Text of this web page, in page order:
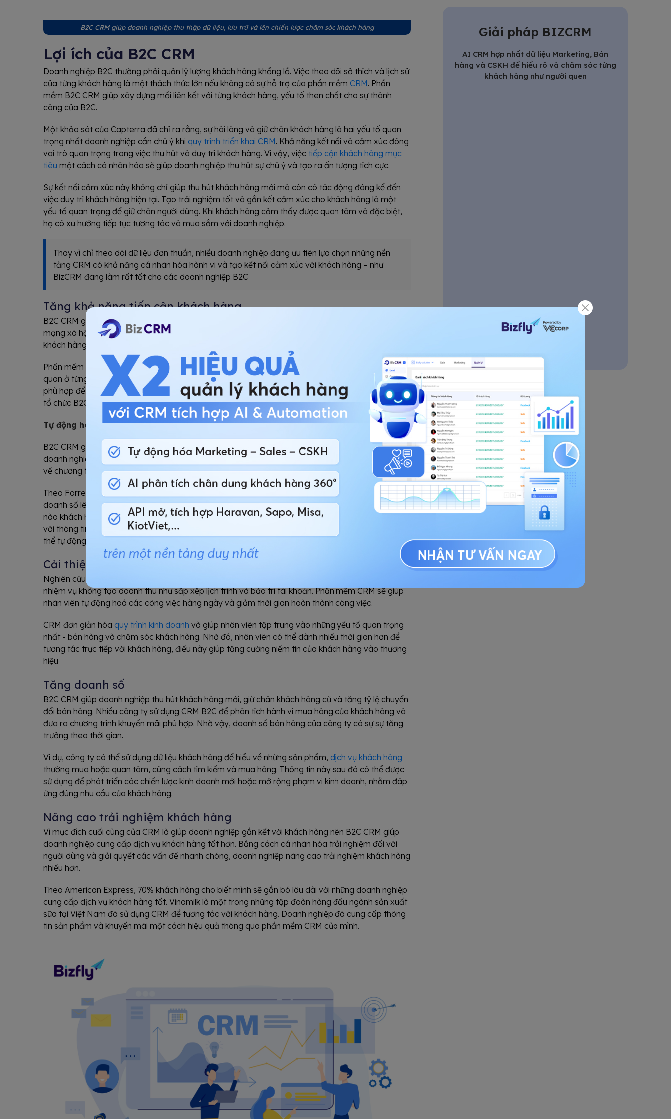
B2C CRM giúp doanh nghiệp thu thập dữ liệu, lưu trữ và lên chiến lược chăm sóc khách hàng
Lợi ích của B2C CRM
Doanh nghiệp B2C thường phải quản lý lượng khách hàng khổng lồ. Việc theo dõi sở thích và lịch sử
của từng khách hàng là một thách thức lớn nếu không có sự hỗ trợ của phần mềm CRM. Phần
mềm B2C CRM giúp xây dựng mối liên kết với từng khách hàng, yếu tố then chốt cho sự thành
công của B2C.
Một khảo sát của Capterra đã chỉ ra rằng, sự hài lòng và giữ chân khách hàng là hai yếu tố quan
trọng nhất doanh nghiệp cần chú ý khi quy trình triển khai CRM. Khả năng kết nối và cảm xúc đóng
vai trò quan trọng trong việc thu hút và duy trì khách hàng. Vì vậy, việc tiếp cận khách hàng mục
tiêu một cách cá nhân hóa sẽ giúp doanh nghiệp thu hút sự chú ý và tạo ra ấn tượng tích cực.
Sự kết nối cảm xúc này không chỉ giúp thu hút khách hàng mới mà còn có tác động đáng kể đến
việc duy trì khách hàng hiện tại. Tạo trải nghiệm tốt và gắn kết cảm xúc cho khách hàng là một
yếu tố quan trọng để giữ chân người dùng. Khi khách hàng cảm thấy được quan tâm và đặc biệt,
họ có xu hướng tiếp tục tương tác và mua sắm với doanh nghiệp.
Thay vì chỉ theo dõi dữ liệu đơn thuần, nhiều doanh nghiệp đang ưu tiên lựa chọn những nền
tảng CRM có khả năng cá nhân hóa hành vi và tạo kết nối cảm xúc với khách hàng – như
BizCRM đang làm rất tốt cho các doanh nghiệp B2C
Tăng khả năng tiếp cận khách hàng
B2C CRM giúp doanh nghiệp tổng hợp thông tin khách hàng từ nhiều kênh khác nhau (website,
mạng xã hội, email,...) vào một hệ thống thống nhất, giúp doanh nghiệp hiểu rõ nhu cầu và hành vi
khách hàng để đưa ra chiến lược tiếp cận phù hợp.
Phần mềm CRM cần theo dõi khách hàng trong suốt hành trình mua sắm, thu thập thông tin liên
quan ở từng điểm tương tác. Điều này giúp các bộ phận bán hàng và bộ phận khác truy cập dữ liệu
phù hợp để mang lại trải nghiệm khách hàng liền mạch và tích cực. Một điều quan trọng đối với các
tổ chức B2C là quản lý lượng khách hàng lớn và đa dạng.
Tự động hoá liên kết bán hàng và marketing
B2C CRM giúp tự động hóa các quy trình bán hàng và marketing, tiết kiệm thời gian và chi phí cho
doanh nghiệp. Ví dụ, phần mềm có thể tự động gửi email chào mừng khách hàng mới, thông báo
về chương trình khuyến mãi, hay nhắc nhở khách hàng thanh toán hóa đơn.
Theo Forrester Research, tự động hóa quy trình bán hàng và marketing giúp doanh nghiệp tăng
doanh số lên 15%. Với tính năng theo dõi Email trên CRM, nhà bán hàng có khả năng biết được khi
nào khách hàng tiềm năng mở Email. Cũng như người tiếp thị biết cách thức khách hàng tương tác
với thông tin giới thiệu về sản phẩm. Thông qua phân tích này, CRM kết hợp với trí tuệ nhân tạo có
thể tự động hoá các chiến dịch tiếp thị qua email và gửi tin nhắn bán hàng đúng lúc.
Cải thiện năng suất và hiệu quả công việc
Nghiên cứu của Inside Sales tiết lộ rằng 64% nhân viên bán hàng dành nhiều thời gian cho các
nhiệm vụ không tạo doanh thu như sắp xếp lịch trình và bảo trì tài khoản. Phần mềm CRM sẽ giúp
nhân viên tự động hoá các công việc hàng ngày và giảm thời gian hoàn thành công việc.
CRM đơn giản hóa quy trình kinh doanh và giúp nhân viên tập trung vào những yếu tố quan trọng
nhất - bán hàng và chăm sóc khách hàng. Nhờ đó, nhân viên có thể dành nhiều thời gian hơn để
tương tác trực tiếp với khách hàng, điều này giúp tăng cường niềm tin của khách hàng vào thương
hiệu
Tăng doanh số
B2C CRM giúp doanh nghiệp thu hút khách hàng mới, giữ chân khách hàng cũ và tăng tỷ lệ chuyển
đổi bán hàng. Nhiều công ty sử dụng CRM B2C để phân tích hành vi mua hàng của khách hàng và
đưa ra chương trình khuyến mãi phù hợp. Nhờ vậy, doanh số bán hàng của công ty có sự sự tăng
trưởng theo thời gian.
Ví dụ, công ty có thể sử dụng dữ liệu khách hàng để hiểu về những sản phẩm, dịch vụ khách hàng
thường mua hoặc quan tâm, cùng cách tìm kiếm và mua hàng. Thông tin này sau đó có thể được
sử dụng để phát triển các chiến lược kinh doanh mới hoặc mở rộng phạm vi kinh doanh, nhằm đáp
ứng đúng nhu cầu của khách hàng.
Nâng cao trải nghiệm khách hàng
Vì mục đích cuối cùng của CRM là giúp doanh nghiệp gắn kết với khách hàng nên B2C CRM giúp
doanh nghiệp cung cấp dịch vụ khách hàng tốt hơn. Bằng cách cá nhân hóa trải nghiệm đối với
người dùng và giải quyết các vấn đề nhanh chóng, doanh nghiệp nâng cao trải nghiệm khách hàng
nhiều hơn.
Theo American Express, 70% khách hàng cho biết mình sẽ gắn bó lâu dài với những doanh nghiệp
cung cấp dịch vụ khách hàng tốt. Vinamilk là một trong những tập đoàn hàng đầu ngành sản xuất
sữa tại Việt Nam đã sử dụng CRM để tương tác với khách hàng. Doanh nghiệp đã cung cấp thông
tin sản phẩm và khuyến mãi một cách hiệu quả thông qua phần mềm CRM của mình.
Giải pháp BIZCRM
AI CRM hợp nhất dữ liệu Marketing, Bán
hàng và CSKH để hiểu rõ và chăm sóc từng
khách hàng như người quen